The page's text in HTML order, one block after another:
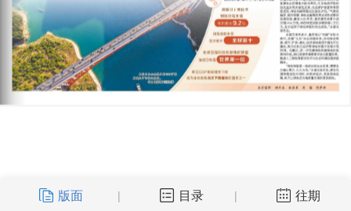
版面 | 目录 | 往期